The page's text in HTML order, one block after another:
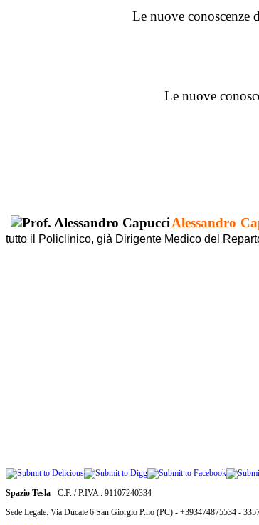
Le nuove conoscenze
Le nuove
Alessandro
tutto il Policlinico, già Dirigente Medico del
Spazio Tesla - C.F. / P.IVA : 91107240334
Sede Legale: Via Ducale 6 San Giorgio P.no (PC) - +393474875534 -